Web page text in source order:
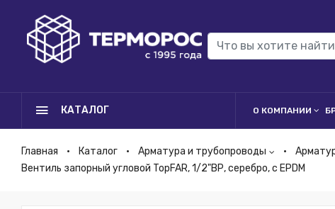
КАТАЛОГ О КОМПАНИИ
Главная Каталог Арматура и трубопроводы
Вентиль запорный угловой TopFAR, 1/2"ВР, серебро, с EPDM